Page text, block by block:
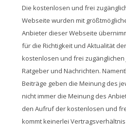
Die kostenlosen und frei
Webseite wurden mit
Anbieter dieser Webseite
für die Richtigkeit und Aktualität
kostenlosen und frei
Ratgeber und Nachrichten.
Beiträge geben die Meinung des
nicht immer die Meinung des
den Aufruf der kostenlosen und
kommt keinerlei